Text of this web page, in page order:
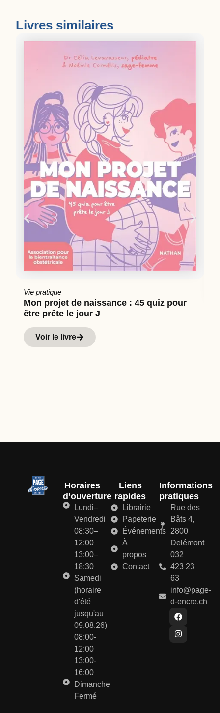
Livres similaires
Vie pratique
Mon projet de naissance : 45 quiz pour
être prête le jour J
Voir le livre
Horaires
d’ouverture
Lundi–
Vendredi
08:30–
12:00
13:00–
18:30
Samedi
(horaire
d'été
jusqu'au
09.08.26)
08:00-
12:00
13:00-
16:00
Dimanche
Fermé
Liens
rapides
Librairie
Papeterie
Événements
À
propos
Contact
Informations
pratiques
Rue des
Bâts 4,
2800
Delémont
032
423 23
63
info@page-
d-encre.ch